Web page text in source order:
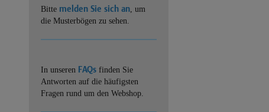
Bitte melden Sie sich an, um
die Musterbögen zu sehen.
In unseren FAQs finden Sie
Antworten auf die häufigsten
Fragen rund um den Webshop.